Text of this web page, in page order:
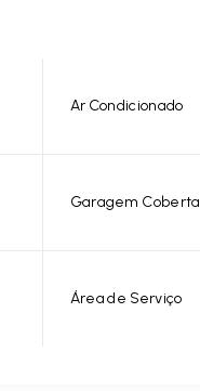
Ar Condicionado
Garagem Coberta
Área de Serviço